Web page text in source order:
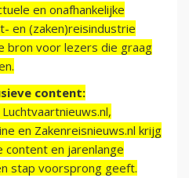
en onafhankelijke
en (zaken)reisindustrie
bron voor lezers die graag
content:
en Zakenreisnieuws.nl krijg
en jarenlange
stap voorsprong geeft.